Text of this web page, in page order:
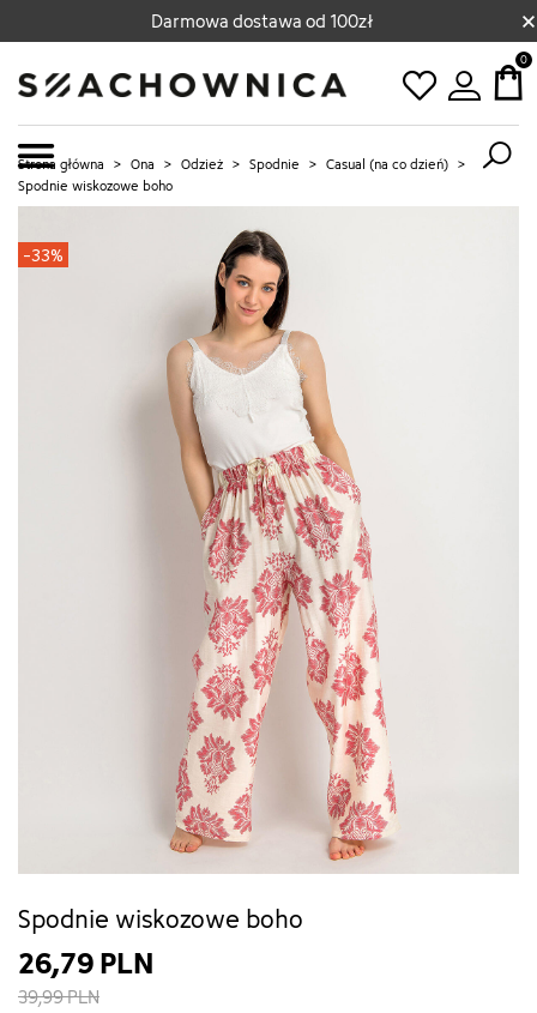
Darmowa dostawa od 100zł ×
0
Strona główna > Ona > Odzież > Spodnie > Casual (na co dzień) >
Spodnie wiskozowe boho
-33%
Spodnie wiskozowe boho
26,79 PLN
39,99 PLN